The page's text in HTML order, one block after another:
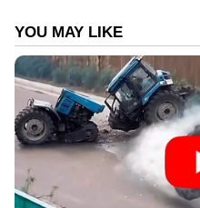
ദിവസവും
വരാന്‍
കടന്നെന്നും ജസീക്ക
ഉണ്ടായിട്ടുള്ളതിൽ
ഇന്‍സ്റ്റാഗ്രാം
അഭിപ്രായപ്പെട്ടു.